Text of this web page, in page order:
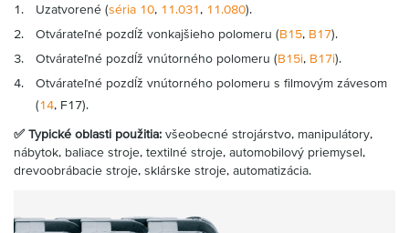
Uzatvorené (séria 10, 11.031, 11.080).
Otvárateľné pozdĺž vonkajšieho polomeru (B15, B17).
Otvárateľné pozdĺž vnútorného polomeru (B15i, B17i).
Otvárateľné pozdĺž vnútorného polomeru s filmovým závesom
(14, F17).
✅ Typické oblasti použitia: všeobecné strojárstvo, manipulátory,
nábytok, baliace stroje, textilné stroje, automobilový priemysel,
drevoobrábacie stroje, sklárske stroje, automatizácia.